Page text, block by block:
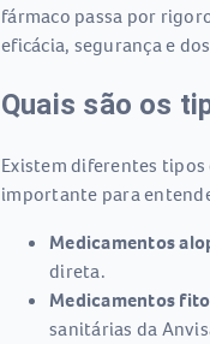
fármaco passa por
eficácia, segurança e
Quais são os
Existem diferentes tipos
importante para
Medicamentos
direta.
Medicamentos
sanitárias da